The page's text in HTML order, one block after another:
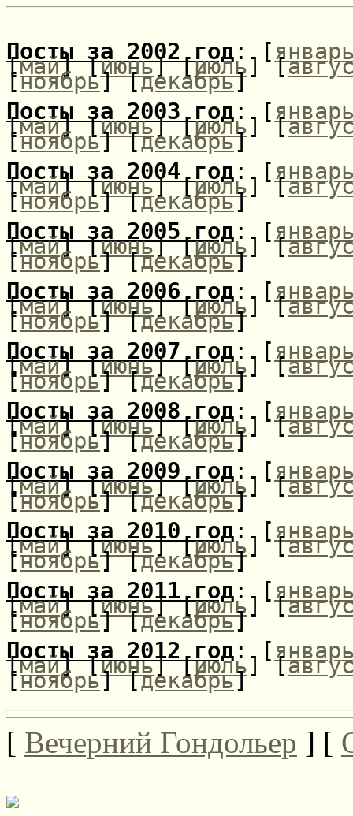
Посты за 2002 год : [
[май] [июнь] [июль] [
[ноябрь] [декабрь]
Посты за 2003 год : [
[май] [июнь] [июль] [
[ноябрь] [декабрь]
Посты за 2004 год : [
[май] [июнь] [июль] [
[ноябрь] [декабрь]
Посты за 2005 год : [
[май] [июнь] [июль] [
[ноябрь] [декабрь]
Посты за 2006 год : [
[май] [июнь] [июль] [
[ноябрь] [декабрь]
Посты за 2007 год : [
[май] [июнь] [июль] [
[ноябрь] [декабрь]
Посты за 2008 год : [
[май] [июнь] [июль] [
[ноябрь] [декабрь]
Посты за 2009 год : [
[май] [июнь] [июль] [
[ноябрь] [декабрь]
Посты за 2010 год : [
[май] [июнь] [июль] [
[ноябрь] [декабрь]
Посты за 2011 год : [
[май] [июнь] [июль] [
[ноябрь] [декабрь]
Посты за 2012 год : [
[май] [июнь] [июль] [
[ноябрь] [декабрь]
[ Вечерний Гондольер ] [